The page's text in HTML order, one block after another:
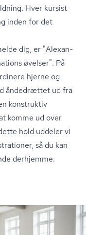
Hver kursist
inden for det
dig, er "Ale­xan­
øvelser". På
hjerne og
åndedrættet ud fra
konstruktiv
komme ud over
hold uddeler vi
så du kan
derhjemme.